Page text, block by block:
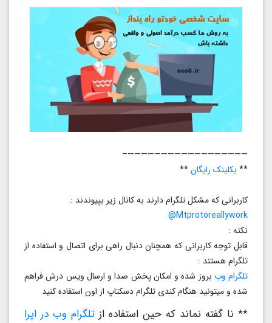
——————————————————–
**بکلینک رایگان**
کاربرانی که مشکل تلگرام دارند به کانال زیر بپیوندند :
Mtprotoreallywork@
نکته :
قابل توجه کاربرانی که همچنان دنبال راهی برای اتصال و استفاده از
تلگرام هستند :
تلگرام وببروز شده و امکان پخش صدا و ارسال ویس درش فراهم
شده و میتونید هنگام کندی تلگرام دسکتاپ از اون استفاده کنید
** نا گفته نماند که حین استفاده از تلگرام وب در اپرا